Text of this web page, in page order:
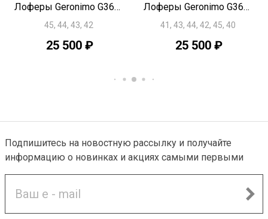
NEW
Лоферы Geronimo G3658
45, 44, 43, 42
25 500 ₽
NEW
Лоферы Geronimo G3657
41, 43, 44, 42, 45, 40
25 500 ₽
Подпишитесь на новостную рассылку и получайте
информацию о новинках и акциях самыми первыми